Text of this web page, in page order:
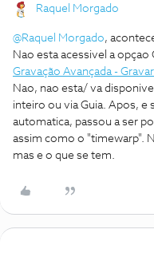
Raquel Morgado
@Raquel Morgado,
Nao esta acessivel a
Gravação Avançada -
Nao, nao esta/ va
inteiro ou via Guia. Apos, e
automatica, passou a ser
assim como o "timewarp".
mas e o que se tem.